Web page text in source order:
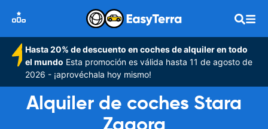
Hasta 20% de descuento en coches de alquiler en todo
el mundo Esta promoción es válida hasta 11 de agosto de
2026 - ¡aprovéchala hoy mismo!
Alquiler de coches Stara
Zagora